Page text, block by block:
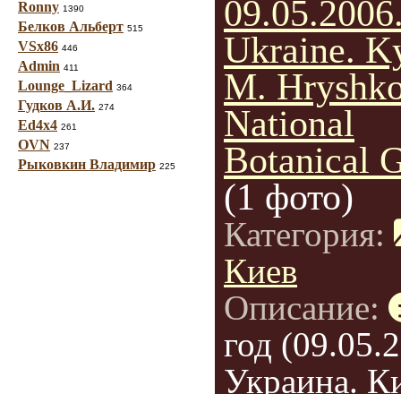
Ronny 1390
Белков Альберт 515
VSx86 446
Admin 411
Lounge_Lizard 364
Гудков А.И. 274
Ed4x4 261
OVN 237
Рыковкин Владимир 225
Ukraine.
M.
National
Botanical
(1 фото)
Категория:
Киев
Описание:
год
Украина.